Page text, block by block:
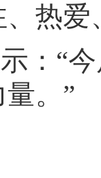
热
：“
。”